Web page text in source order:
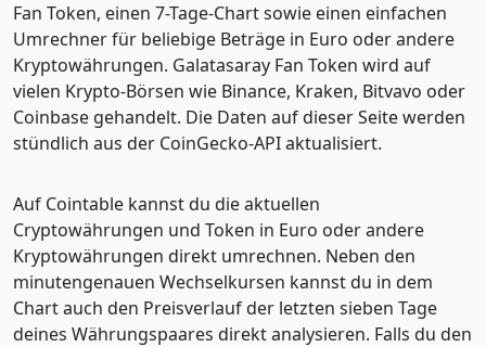
Fan Token, einen 7-Tage-Chart sowie einen einfachen
Umrechner für beliebige Beträge in Euro oder andere
Kryptowährungen. Galatasaray Fan Token wird auf
vielen Krypto-Börsen wie Binance, Kraken, Bitvavo oder
Coinbase gehandelt. Die Daten auf dieser Seite werden
stündlich aus der CoinGecko-API aktualisiert.
Auf Cointable kannst du die aktuellen
Cryptowährungen und Token in Euro oder andere
Kryptowährungen direkt umrechnen. Neben den
minutengenauen Wechselkursen kannst du in dem
Chart auch den Preisverlauf der letzten sieben Tage
deines Währungspaares direkt analysieren. Falls du den